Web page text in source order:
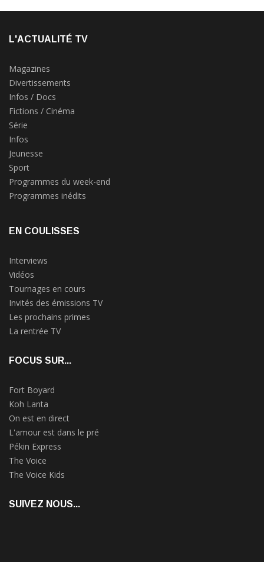
L'ACTUALITÉ TV
Magazines
Divertissements
Infos / Docs
Fictions / Cinéma
Série
Infos
Jeunesse
Sport
Programmes du week-end
Programmes inédits
EN COULISSES
Interviews
Vidéos
Tournages en cours
Invités des émissions TV
Les prochains primes
La rentrée TV
FOCUS SUR...
Fort Boyard
Koh Lanta
On est en direct
L'amour est dans le pré
Pékin Express
The Voice
The Voice Kids
SUIVEZ NOUS...